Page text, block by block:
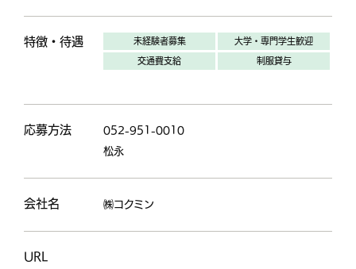
特徴・待遇 未経験者募集 大学・専門学生歓迎
交通費支給 制服貸与
応募方法
052-951-0010
松永
会社名 ㈱コクミン
URL